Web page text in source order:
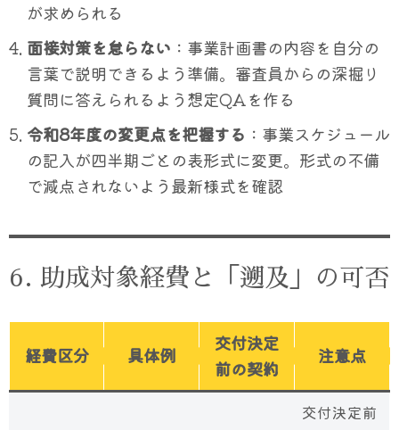
が求められる
面接対策を怠らない ：事業計画書の内容を自分の
言葉で説明できるよう準備。審査員からの深掘り
質問に答えられるよう想定QAを作る
令和8年度の変更点を把握する ：事業スケジュール
の記入が四半期ごとの表形式に変更。形式の不備
で減点されないよう最新様式を確認
6. 助成対象経費と「遡及」の可否
経費区分 具体例
交付決定
前の契約
注意点
交付決定前